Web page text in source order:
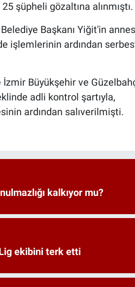
şüpheli gözaltına alınmıştı.
Başkanı Yiğit'in
işlemlerinin ardından
Büyükşehir ve
adli kontrol şartıyla,
ardından salıverilmişti.
kalkıyor mu?
ekibini terk etti